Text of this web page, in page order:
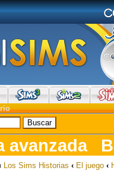
avanzada
Los Sims Historias ‹ El juego ‹